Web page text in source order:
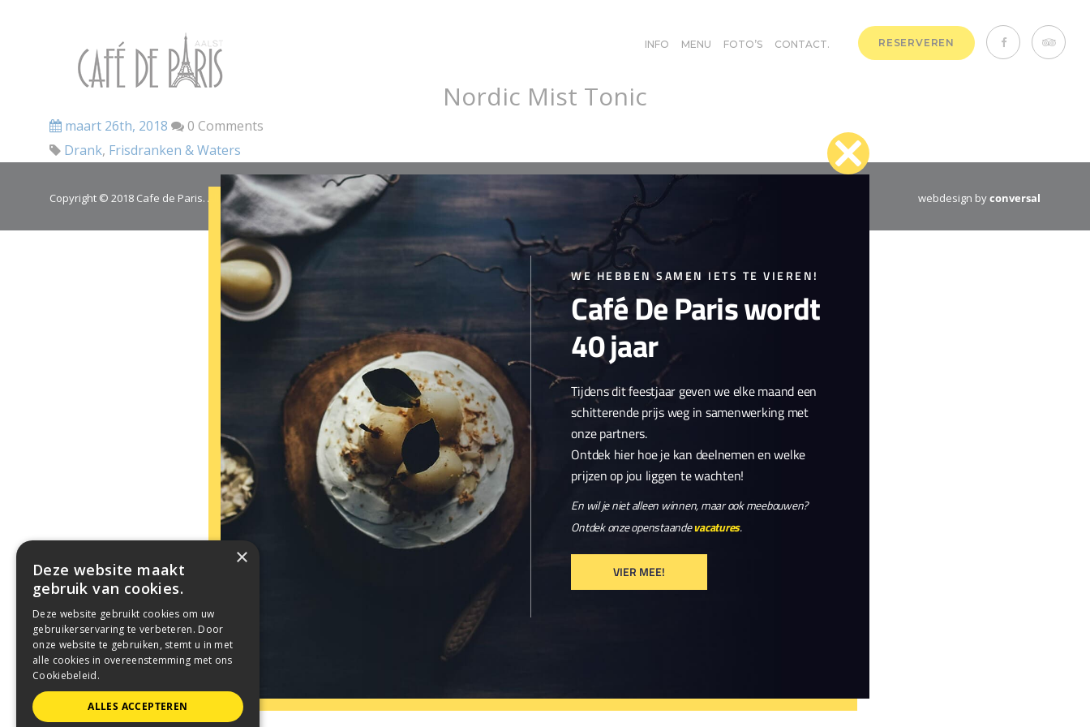
INFO MENU FOTO’S CONTACT. RESERVEREN
Nordic Mist Tonic
maart 26th, 2018
0 Comments
Drank, Frisdranken & Waters
Copyright © 2018 Cafe de Paris. All Rights Reserved. Cookie policy webdesign byconversal
Close
module
WE HEBBEN SAMEN IETS TE VIEREN!
Café De Paris wordt
40 jaar
Tijdens dit feestjaar geven we elke maand een
schitterende prijs weg in samenwerking met
onze partners.
Ontdek hier hoe je kan deelnemen en welke
prijzen op jou liggen te wachten!
En wil je niet alleen winnen, maar ook meebouwen?
Ontdek onze openstaandevacatures.
VIER MEE!
×
Deze website maakt
gebruik van cookies.
Deze website gebruikt cookies om uw
gebruikerservaring te verbeteren. Door
onze website te gebruiken, stemt u in met
alle cookies in overeenstemming met ons
Cookiebeleid.
ALLES ACCEPTEREN